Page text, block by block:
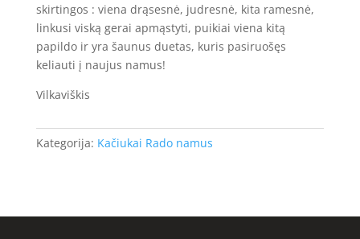
skirtingos : viena drąsesnė, judresnė, kita ramesnė,
linkusi viską gerai apmąstyti, puikiai viena kitą
papildo ir yra šaunus duetas, kuris pasiruošęs
keliauti į naujus namus!
Vilkaviškis
Kategorija: Kačiukai Rado namus